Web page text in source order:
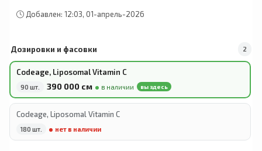
лубрикантов, связующих или повышающих
дозировку. Перед применением этой или
диагностированным заболеванием необходимо
проконсультироваться с врачом. Будьте
чувствительность к любому из перечисленных
ингредиентов. Препарат не предназначен для
лиц младше 18 лет. Хранить в сухом и
если на упаковке имеются следы вскрытия.
Хранить в месте, недоступном для детей и
домашних животных.
Добавлен: 12:03, 01-апрель-2026
Дозировки и фасовки 2
Codeage, Liposomal Vitamin C
90 шт. 390 000 сӯм в наличии вы здесь
Codeage, Liposomal Vitamin C
180 шт. нет в наличии